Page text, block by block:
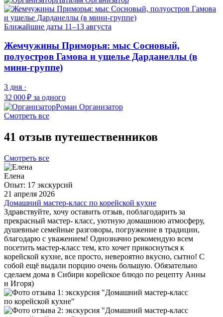
Ближайшие даты 11–13 августа
Жемчужины Приморья: мыс Сосновый,
полуостров Гамова и ущелье Дарданеллы (в
мини-группе)
3 дня ·
32 000 ₽ за одного
Роман Организатор
Смотреть все
41 отзыв путешественников
Смотреть все
Елена
Опыт: 17 экскурсий
21 апреля 2026
Домашний мастер-класс по корейской кухне
Здравствуйте, хочу оставить отзыв, поблагодарить за
прекрасный мастер- класс, уютную домашнюю атмосферу,
душевные семейные разговоры, погружение в традиции,
благодарю с уважением! Однозначно рекомендую всем
посетить мастер-класс тем, кто хочет прикоснуться к
корейской кухне, все просто, невероятно вкусно, сытно! С
собой ещё выдали порцию очень большую. Обязательно
сделаем дома в Сибири корейское блюдо по рецепту Анны
и Игоря)